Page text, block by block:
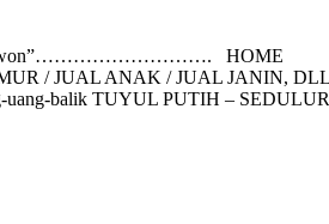
kuno kliwon”………………………. HOME
/ JUAL ANAK / JUAL JANIN, DLL
uang-balik TUYUL PUTIH –